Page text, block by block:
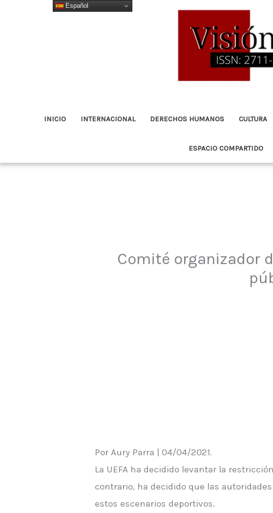
INICIO INTERNACIONAL DERECHOS HUMANOS CULTURA
ESPACIO COMPARTIDO
Comité organizador
Por Aury Parra | 04/04/2021.
La UEFA ha decidido levantar la
contrario, ha decidido que las
estos escenarios deportivos.
Español